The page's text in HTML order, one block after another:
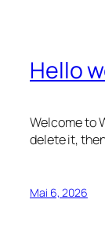
Hello
Welcome to
delete it,
Mai 6, 2026